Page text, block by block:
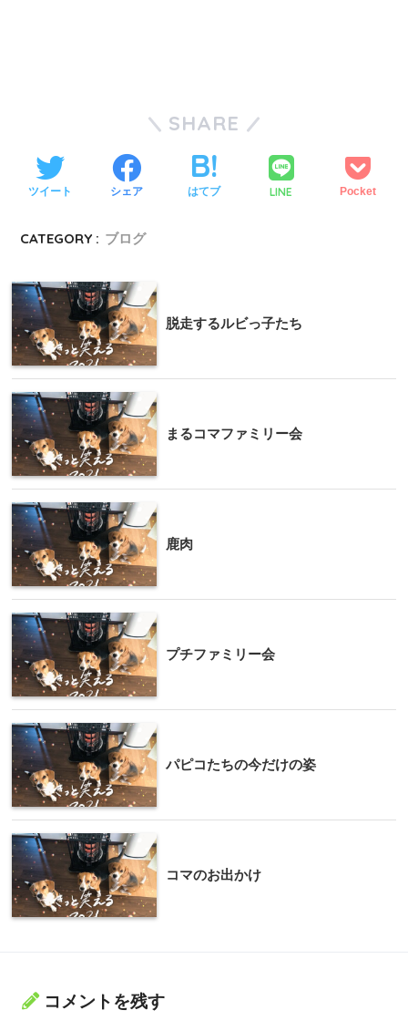
SHARE
ツイート シェア はてブ LINE Pocket
CATEGORY : ブログ
脱走するルビっ子たち
まるコマファミリー会
鹿肉
プチファミリー会
パピコたちの今だけの姿
コマのお出かけ
コメントを残す